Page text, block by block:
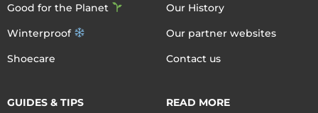
Good for the Planet
Winterproof
Shoecare
Our History
Our partner websites
Contact us
GUIDES & TIPS
READ MORE